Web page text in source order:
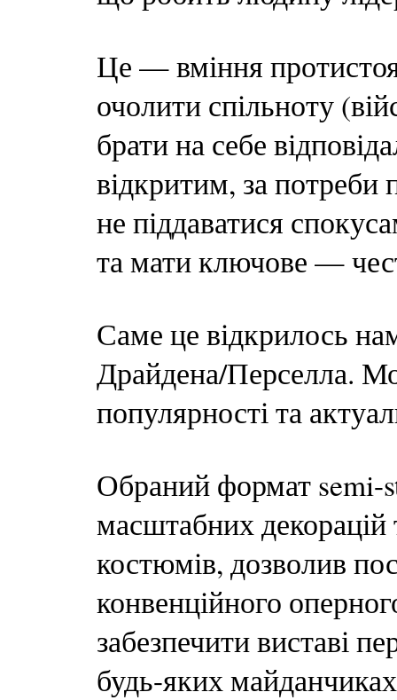
Це — вміння
очолити спільноту
брати на себе
відкритим, за потреби
не піддаватися
та мати ключове —
Саме це відкрилось
Драйдена/Перселла.
популярності та
Обраний формат semi-
масштабних декорацій
костюмів, дозволив
конвенційного
забезпечити виставі
будь-яких